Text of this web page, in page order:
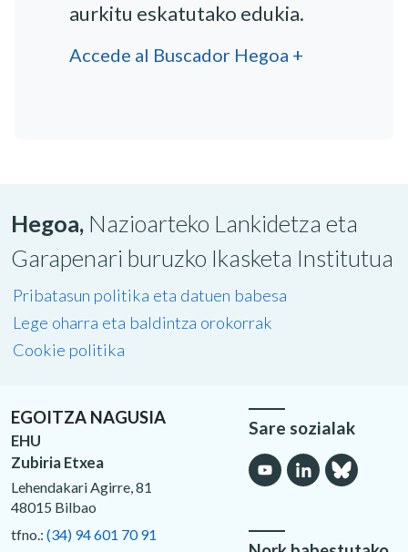
aurkitu eskatutako edukia.
Accede al Buscador Hegoa +
Hegoa, Nazioarteko Lankidetza eta
Garapenari buruzko Ikasketa Institutua
Pribatasun politika eta datuen babesa
Lege oharra eta baldintza orokorrak
Cookie politika
EGOITZA NAGUSIA
EHU
Zubiria Etxea
Lehendakari Agirre, 81
48015 Bilbao
tfno.: (34) 94 601 70 91
Sare sozialak